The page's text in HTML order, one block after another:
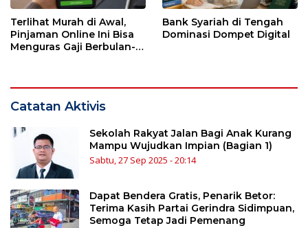
Terlihat Murah di Awal,
Pinjaman Online Ini Bisa
Menguras Gaji Berbulan-
Bank Syariah di Tengah
Dominasi Dompet Digital
Catatan Aktivis
Sekolah Rakyat Jalan Bagi Anak Kurang
Mampu Wujudkan Impian (Bagian 1)
Sabtu, 27 Sep 2025 - 20:14
Dapat Bendera Gratis, Penarik Betor:
Terima Kasih Partai Gerindra Sidimpuan,
Semoga Tetap Jadi Pemenang